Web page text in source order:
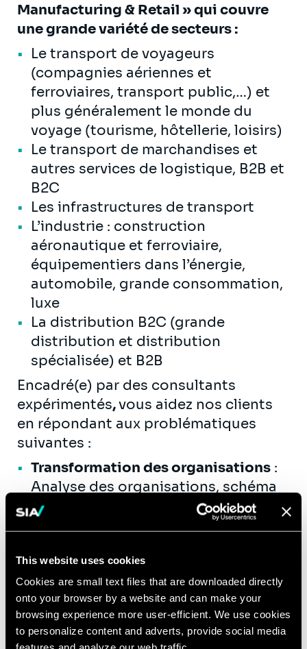
This website uses cookies
Cookies are small text files that are downloaded directly
onto your browser by a website and can make your
browsing experience more user-efficient. We use cookies
to personalize content and adverts, provide social media
Manufacturing & Retail » qui couvre
une grande variété de secteurs :
Le transport de voyageurs
(compagnies aériennes et
ferroviaires, transport public,…) et
plus généralement le monde du
voyage (tourisme, hôtellerie, loisirs)
Le transport de marchandises et
autres services de logistique, B2B et
B2C
Les infrastructures de transport
L’industrie : construction
aéronautique et ferroviaire,
équipementiers dans l’énergie,
automobile, grande consommation,
luxe
La distribution B2C (grande
distribution et distribution
spécialisée) et B2B
Encadré(e) par des consultants
expérimentés,vous aidez nos clients
en répondant aux problématiques
suivantes :
Transformation des organisations :
Analyse des organisations, schéma
directeur métier, refonte des
processus - méthodes - outils
Adaptation à un nouveau cadre
réglementaire (ex. libéralisation,
régulation), gestion des risques et
contrôle interne
Accompagnement des projets: